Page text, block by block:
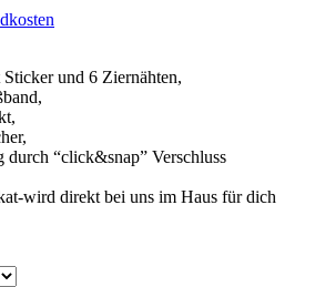
und 6 Ziernähten,
durch “click&snap” Verschluss
wird direkt bei uns im Haus für dich